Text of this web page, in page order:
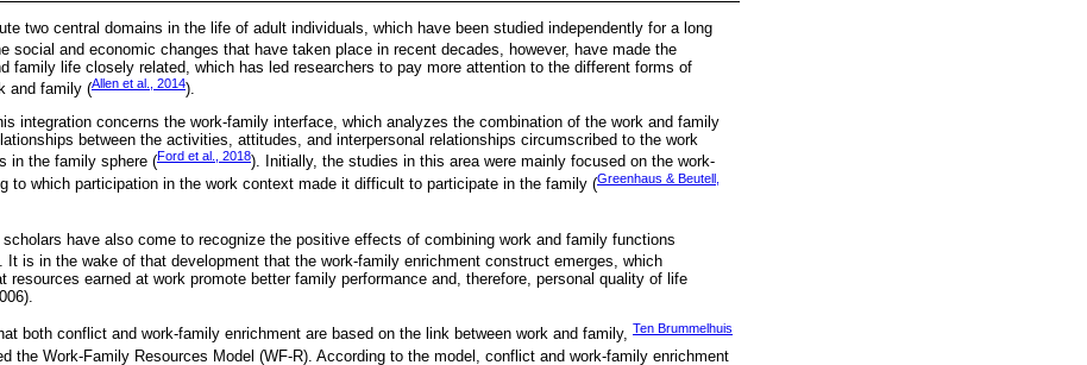
two central domains in the life of adult individuals, which have been studied independently for a long
social and economic changes that have taken place in recent decades, however, have made the
family life closely related, which has led researchers to pay more attention to the different forms of
and family (Allen et al., 2014).
integration concerns the work-family interface, which analyzes the combination of the work and family
between the activities, attitudes, and interpersonal relationships circumscribed to the work
in the family sphere (Ford et al., 2018). Initially, the studies in this area were mainly focused on the work-
to which participation in the work context made it difficult to participate in the family (Greenhaus & Beutell,
scholars have also come to recognize the positive effects of combining work and family functions
It is in the wake of that development that the work-family enrichment construct emerges, which
resources earned at work promote better family performance and, therefore, personal quality of life
both conflict and work-family enrichment are based on the link between work and family, Ten Brummelhuis
the Work-Family Resources Model (WF-R). According to the model, conflict and work-family enrichment